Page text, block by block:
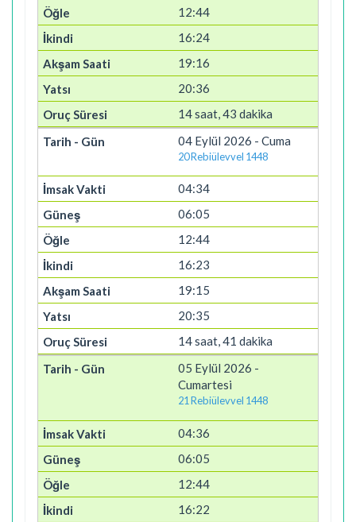
12:44
16:24
19:16
20:36
14 saat, 43 dakika
04 Eylül 2026 - Cuma
20 Rebiülevvel 1448
04:34
06:05
12:44
16:23
19:15
20:35
14 saat, 41 dakika
05 Eylül 2026 -
Cumartesi
21 Rebiülevvel 1448
04:36
06:05
12:44
16:22